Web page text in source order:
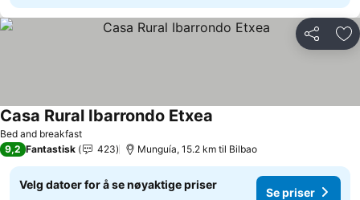
Del
Bed and breakfast
Casa Rural Ibarrondo Etxea
9,2 Fantastisk 423 Munguía, 15.2 km til Bilbao
Velg datoer for å se nøyaktige priser
Se priser